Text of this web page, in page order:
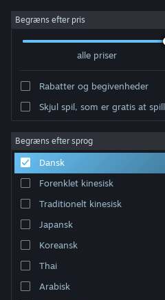
Log på
Om
Support
Skift sprog
Hent Steam-mobilappen
Vis desktop-webside
Begræns efter pris
alle priser
Rabatter og begivenheder
Skjul spil, som er gratis at
Begræns efter sprog
Dansk
Forenklet kinesisk
Traditionelt kinesisk
Japansk
Koreansk
Thai
Arabisk
Udgiver: Alexander Haase
Sorter efter Relevans
0 resultater matcher din søgning. 1 titel
baseret på dine præferencer.